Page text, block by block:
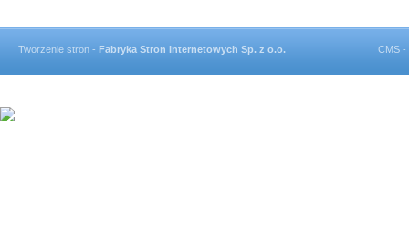
Tworzenie stron - Fabryka Stron Internetowych Sp. z o.o. CMS -